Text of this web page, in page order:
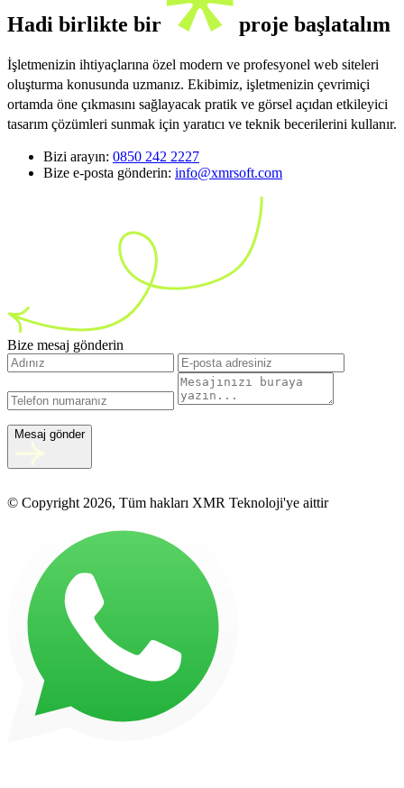
Hadi birlikte bir proje başlatalım
İşletmenizin ihtiyaçlarına özel modern ve profesyonel web siteleri
oluşturma konusunda uzmanız. Ekibimiz, işletmenizin çevrimiçi
ortamda öne çıkmasını sağlayacak pratik ve görsel açıdan etkileyici
tasarım çözümleri sunmak için yaratıcı ve teknik becerilerini kullanır.
Bizi arayın: 0850 242 2227
Bize e-posta gönderin: info@xmrsoft.com
Bize mesaj gönderin
Mesaj gönder
© Copyright 2026, Tüm hakları XMR Teknoloji'ye aittir